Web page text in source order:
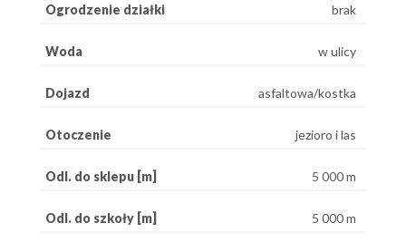
Ogrodzenie działki brak
Woda w ulicy
Dojazd asfaltowa/kostka
Otoczenie jezioro i las
Odl. do sklepu [m] 5 000 m
Odl. do szkoły [m] 5 000 m